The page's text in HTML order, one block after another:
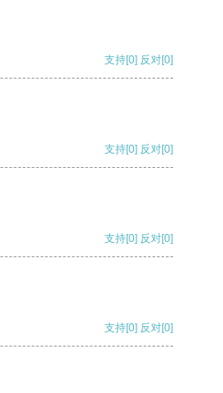
支持[0] 反对[0]
支持[0] 反对[0]
支持[0] 反对[0]
支持[0] 反对[0]